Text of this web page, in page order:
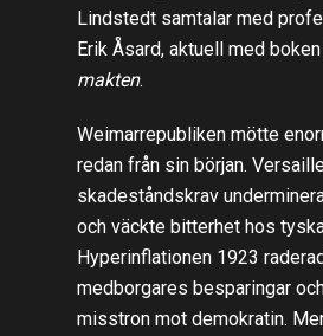
Lindstedt samtalar med
Erik Åsard, aktuell med boken
makten.
Weimarrepubliken mötte
redan från sin början.
skadeståndskrav
och väckte bitterhet hos
Hyperinflationen 1923
medborgares besparingar
misstron mot demokratin.